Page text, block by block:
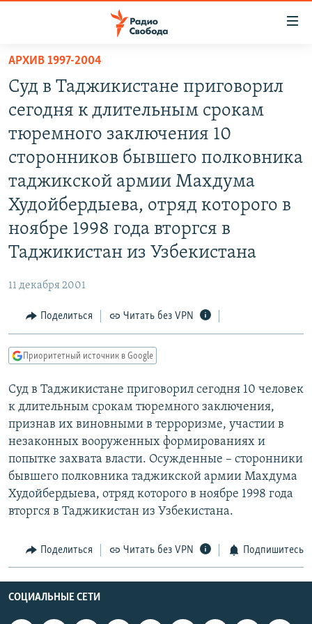
упрощенного
доступа
основному
содержанию
Вернутся
главной
навигации
Вернутся
ПОДКАСТЫ
МНЕНИЯ
КУЛЬТУРА
IDEL.РЕАЛИИ
КАВКАЗ.РЕАЛИИ
РАСПИСАНИЕ ВЕЩАНИЯ
ПОДПИШИТЕСЬ НА РАССЫЛКУ
СОЦИАЛЬНЫЕ СЕТИ
Все сайты РСЕ/РС
АРХИВ 1997-2004
Суд в Таджикистане приговорил
сегодня к длительным срокам
тюремного заключения 10
сторонников бывшего полковника
таджикской армии Махдума
Худойбердыева, отряд которого в
ноябре 1998 года вторгся в
Таджикистан из Узбекистана
11 декабря 2001
Поделиться Читать без VPN
Приоритетный источник в Google
Суд в Таджикистане приговорил сегодня 10 человек
к длительным срокам тюремного заключения,
признав их виновными в терроризме, участии в
незаконных вооруженных формированиях и
попытке захвата власти. Осужденные – сторонники
бывшего полковника таджикской армии Махдума
Худойбердыева, отряд которого в ноябре 1998 года
вторгся в Таджикистан из Узбекистана.
Поделиться Читать без VPN Подпишитесь
СОЦИАЛЬНЫЕ СЕТИ